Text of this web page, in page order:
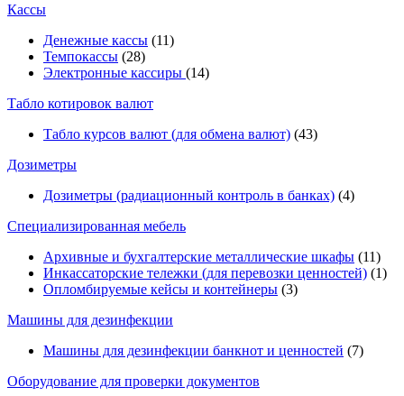
Кассы
Денежные кассы (11)
Темпокассы (28)
Электронные кассиры (14)
Табло котировок валют
Табло курсов валют (для обмена валют) (43)
Дозиметры
Дозиметры (радиационный контроль в банках) (4)
Специализированная мебель
Архивные и бухгалтерские металлические шкафы (11)
Инкассаторские тележки (для перевозки ценностей) (1)
Опломбируемые кейсы и контейнеры (3)
Машины для дезинфекции
Машины для дезинфекции банкнот и ценностей (7)
Оборудование для проверки документов